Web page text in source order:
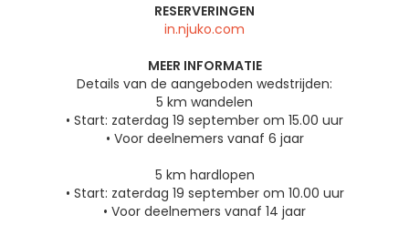
RESERVERINGEN
in.njuko.com
MEER INFORMATIE
Details van de aangeboden wedstrijden:
5 km wandelen
• Start: zaterdag 19 september om 15.00 uur
• Voor deelnemers vanaf 6 jaar
5 km hardlopen
• Start: zaterdag 19 september om 10.00 uur
• Voor deelnemers vanaf 14 jaar